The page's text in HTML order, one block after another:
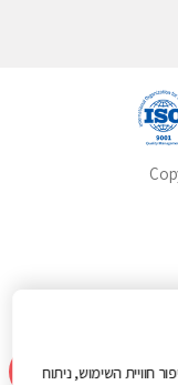
חוויית השימוש, ניתוח